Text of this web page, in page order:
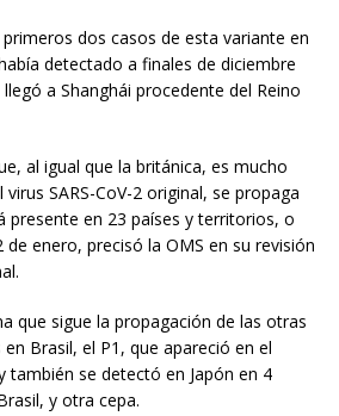
dos casos de esta variante en
detectado a finales de diciembre
a Shanghái procedente del Reino
al igual que la británica, es mucho
SARS-CoV-2 original, se propaga
presente en 23 países y territorios, o
enero, precisó la OMS en su revisión
que sigue la propagación de las otras
Brasil, el P1, que apareció en el
también se detectó en Japón en 4
y otra cepa.